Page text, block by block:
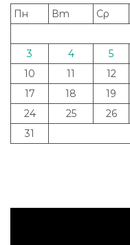
Пн
Вт Ср
3
4 5
10
11 12
17
18 19
24
25 26
31